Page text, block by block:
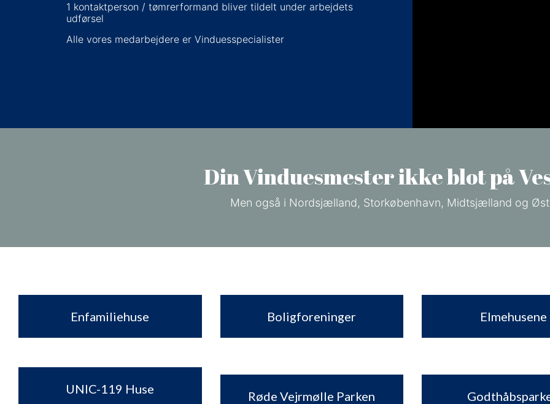
1 kontaktperson / tømrerformand bliver tildelt under arbejdets
udførsel
Alle vores medarbejdere er Vinduesspecialister
​Din Vinduesmester ikke blot på
​Men også i Nordsjælland, Storkøbenhavn, Midtsjælland og
Enfamiliehuse
UNIC-119 Huse
Boligforeninger
Røde Vejrmølle Parken
Elmehusene